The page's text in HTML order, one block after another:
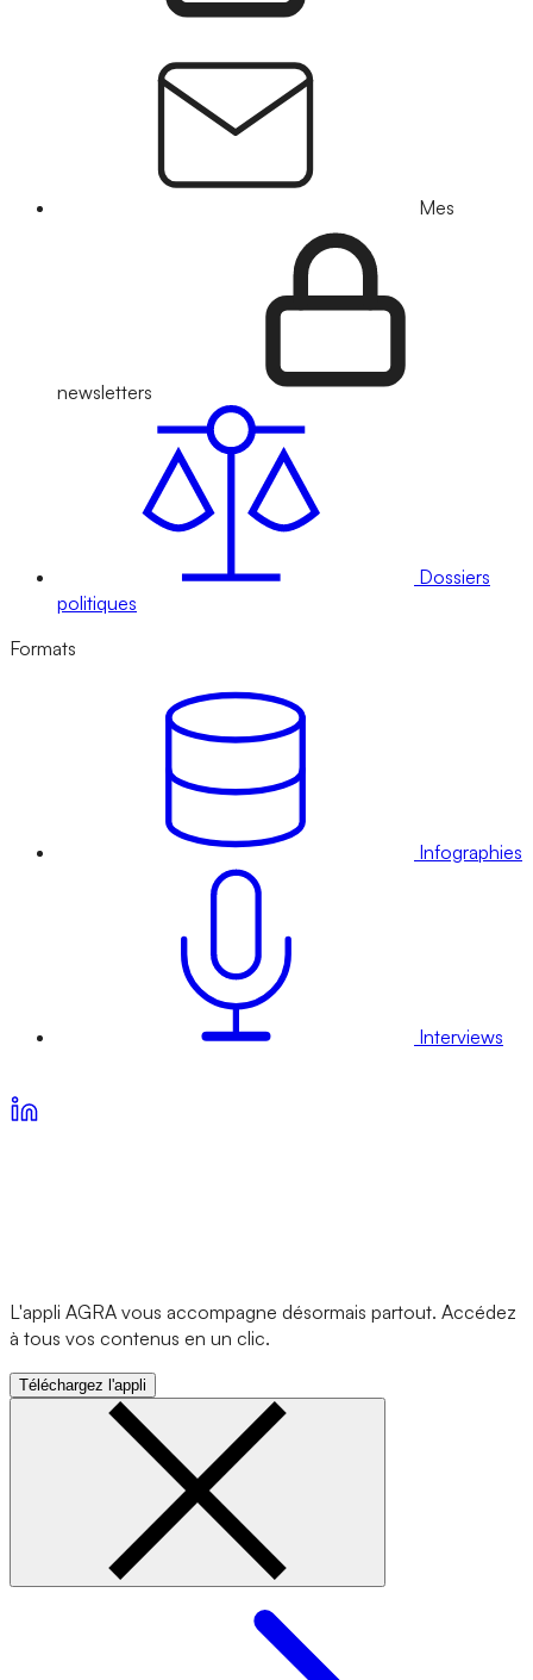
Mes
newsletters
Dossiers
politiques
Formats
Infographies
Interviews
L'appli AGRA vous accompagne désormais partout. Accédez
à tous vos contenus en un clic.
Téléchargez l'appli